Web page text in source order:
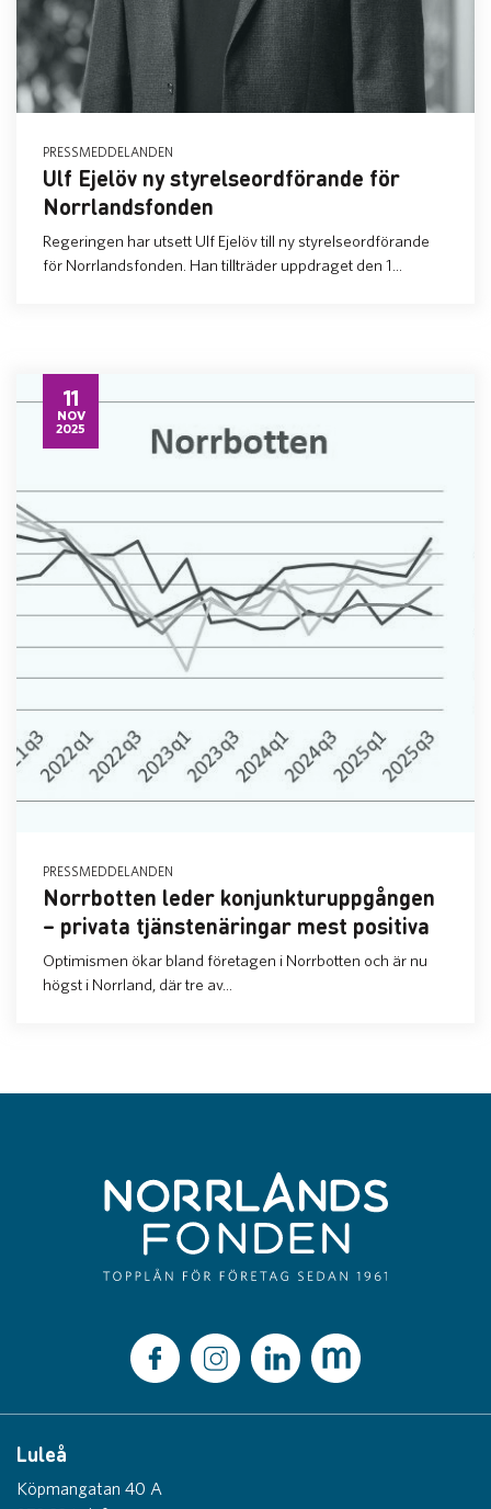
PRESSMEDDELANDEN
Ulf Ejelöv ny styrelseordförande för
Norrlandsfonden
Regeringen har utsett Ulf Ejelöv till ny styrelseordförande
för Norrlandsfonden. Han tillträder uppdraget den 1...
11
NOV
2025
PRESSMEDDELANDEN
Norrbotten leder konjunkturuppgången
– privata tjänstenäringar mest positiva
Optimismen ökar bland företagen i Norrbotten och är nu
högst i Norrland, där tre av...
Luleå
Köpmangatan 40 A